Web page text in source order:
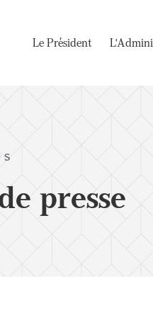
Le Président
presse